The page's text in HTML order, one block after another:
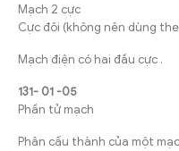
Mạch 2 cực
Cực đôi (không nên dùng
Mạch điện có hai đầu cực .
131- 01 -05
Phần tử mạch
Phân cấu thành của một